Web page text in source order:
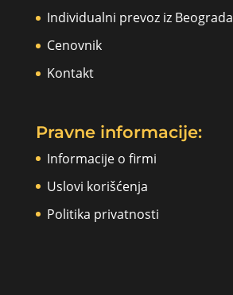
Individualni prevoz iz Beograda
Cenovnik
Kontakt
Pravne informacije:
Informacije o firmi
Uslovi korišćenja
Politika privatnosti